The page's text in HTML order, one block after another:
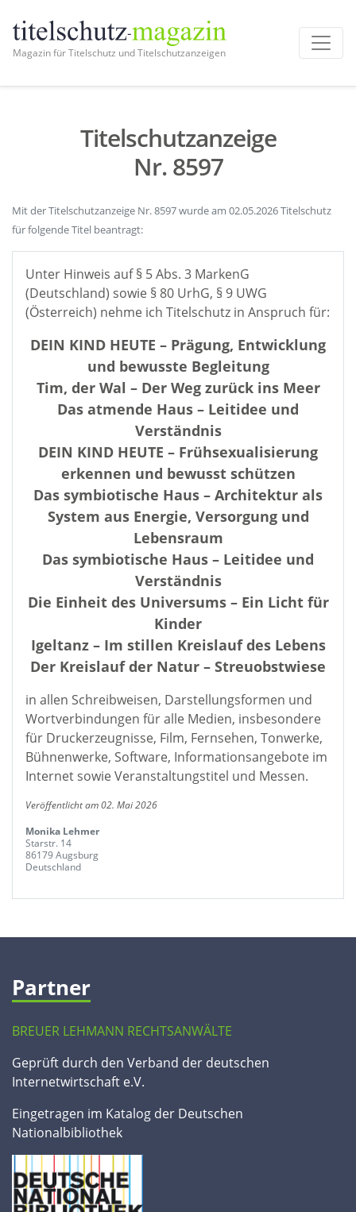
Magazin für Titelschutz und Titelschutzanzeigen
Titelschutzanzeige
Nr. 8597
Mit der Titelschutzanzeige Nr. 8597 wurde am 02.05.2026 Titelschutz
für folgende Titel beantragt:
Unter Hinweis auf § 5 Abs. 3 MarkenG
(Deutschland) sowie § 80 UrhG, § 9 UWG
(Österreich) nehme ich Titelschutz in Anspruch für:
DEIN KIND HEUTE – Prägung, Entwicklung
und bewusste Begleitung
Tim, der Wal – Der Weg zurück ins Meer
Das atmende Haus – Leitidee und
Verständnis
DEIN KIND HEUTE – Frühsexualisierung
erkennen und bewusst schützen
Das symbiotische Haus – Architektur als
System aus Energie, Versorgung und
Lebensraum
Das symbiotische Haus – Leitidee und
Verständnis
Die Einheit des Universums – Ein Licht für
Kinder
Igeltanz – Im stillen Kreislauf des Lebens
Der Kreislauf der Natur – Streuobstwiese
in allen Schreibweisen, Darstellungsformen und
Wortverbindungen für alle Medien, insbesondere
für Druckerzeugnisse, Film, Fernsehen, Tonwerke,
Bühnenwerke, Software, Informationsangebote im
Internet sowie Veranstaltungstitel und Messen.
Veröffentlicht am 02. Mai 2026
Monika Lehmer
Starstr. 14
86179 Augsburg
Deutschland
Partner
BREUER LEHMANN RECHTSANWÄLTE
Geprüft durch den Verband der deutschen
Internetwirtschaft e.V.
Eingetragen im Katalog der Deutschen
Nationalbibliothek